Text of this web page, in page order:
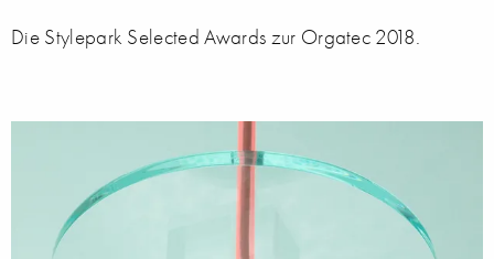
Die Stylepark Selected Awards zur Orgatec 2018.